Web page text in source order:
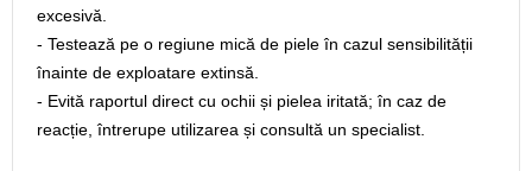
excesivă.
- Testează pe o regiune mică de piele în cazul sensibilității
înainte de exploatare extinsă.
- Evită raportul direct cu ochii și pielea iritată; în caz de
reacție, întrerupe utilizarea și consultă un specialist.